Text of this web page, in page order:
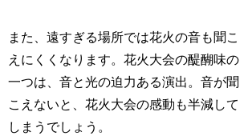
また、遠すぎる場所では花火の音も聞こ
えにくくなります。花火大会の醍醐味の
一つは、音と光の迫力ある演出。音が聞
こえないと、花火大会の感動も半減して
しまうでしょう。